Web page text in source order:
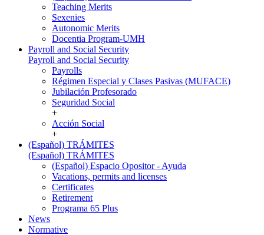
Teaching Merits
Sexenies
Autonomic Merits
Docentia Program-UMH
Payroll and Social Security
Payroll and Social Security
Payrolls
Régimen Especial y Clases Pasivas (MUFACE)
Jubilación Profesorado
Seguridad Social
+
Acción Social
+
(Español) TRÁMITES
(Español) TRÁMITES
(Español) Espacio Opositor - Ayuda
Vacations, permits and licenses
Certificates
Retirement
Programa 65 Plus
News
Normative